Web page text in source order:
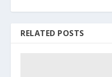
RELATED POSTS